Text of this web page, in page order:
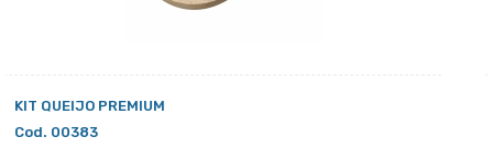
KIT QUEIJO 3
Cod. 00385